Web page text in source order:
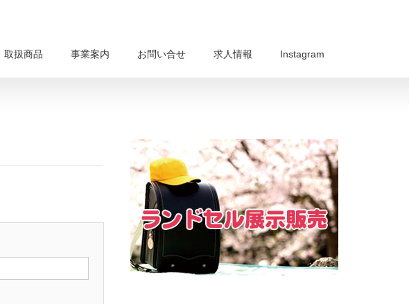
取扱商品 事業案内 お問い合せ 求人情報 Instagram